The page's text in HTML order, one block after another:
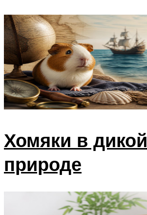
Хомяки в дикой
природе